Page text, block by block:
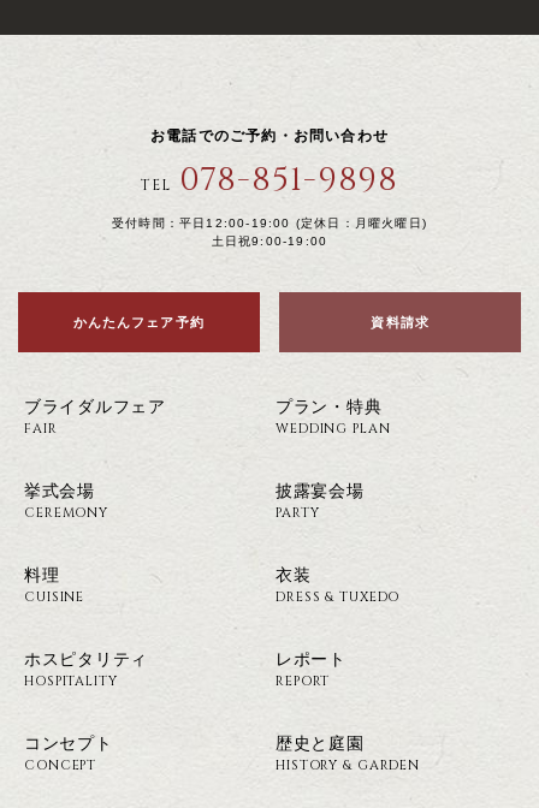
お電話でのご予約・お問い合わせ
TEL 078-851-9898
受付時間：平日12:00-19:00 (定休日：月曜火曜日)
土日祝9:00-19:00
かんたんフェア予約 資料請求
ブライダルフェア
FAIR
プラン・特典
WEDDING PLAN
挙式会場
CEREMONY
披露宴会場
PARTY
料理
CUISINE
衣装
DRESS & TUXEDO
ホスピタリティ
HOSPITALITY
レポート
REPORT
コンセプト
CONCEPT
歴史と庭園
HISTORY & GARDEN